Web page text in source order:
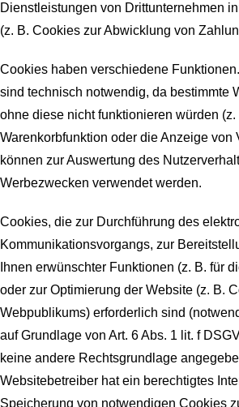
Dienstleistungen von Drittunternehmen
(z. B. Cookies zur Abwicklung von
Cookies haben verschiedene
sind technisch notwendig, da bestimmte
ohne diese nicht funktionieren würden (z.
Warenkorbfunktion oder die Anzeige von
können zur Auswertung des
Werbezwecken verwendet werden.
Cookies, die zur Durchführung des
Kommunikationsvorgangs, zur
Ihnen erwünschter Funktionen (z. B. für
oder zur Optimierung der Website (z. B.
Webpublikums) erforderlich sind
auf Grundlage von Art. 6 Abs. 1 lit. f
keine andere Rechtsgrundlage
Websitebetreiber hat ein berechtigtes
Speicherung von notwendigen Cookies